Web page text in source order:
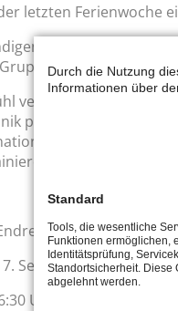
letzten Ferienwoche
Anleitung von
verfeinern
präzisieren
üben
Halle
2018
bis 19:00 Uhr
Durch die Nutzung
Informationen über
Standard
Tools, die wesentliche
Funktionen ermöglichen,
Identitätsprüfung,
Standortsicherheit. Diese
abgelehnt werden.